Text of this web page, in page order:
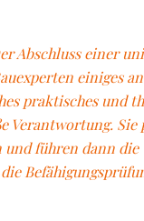
Abschluss einer
einiges
praktisches und
Verantwortung.
führen dann